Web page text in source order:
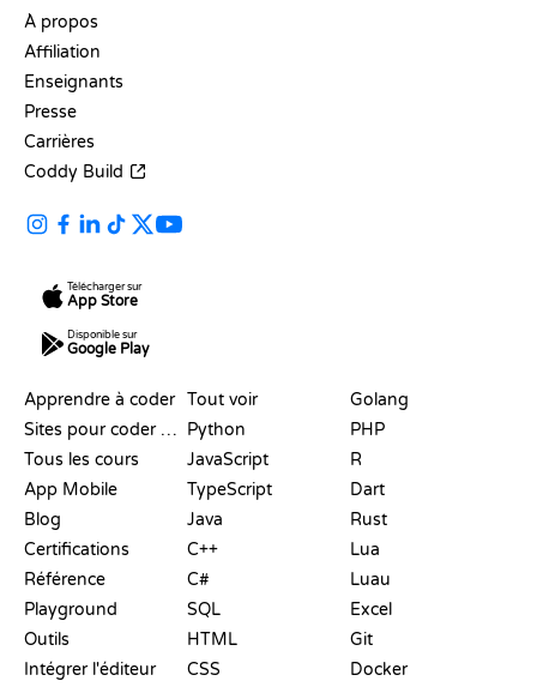
À propos
Affiliation
Enseignants
Presse
Carrières
Coddy Build
Télécharger sur
App Store
Disponible sur
Google Play
Apprendre à coder
Sites pour coder gratuitement
Tous les cours
App Mobile
Blog
Certifications
Référence
Playground
Outils
Intégrer l'éditeur
Tout voir
Python
JavaScript
TypeScript
Java
C++
C#
SQL
HTML
CSS
Golang
PHP
R
Dart
Rust
Lua
Luau
Excel
Git
Docker